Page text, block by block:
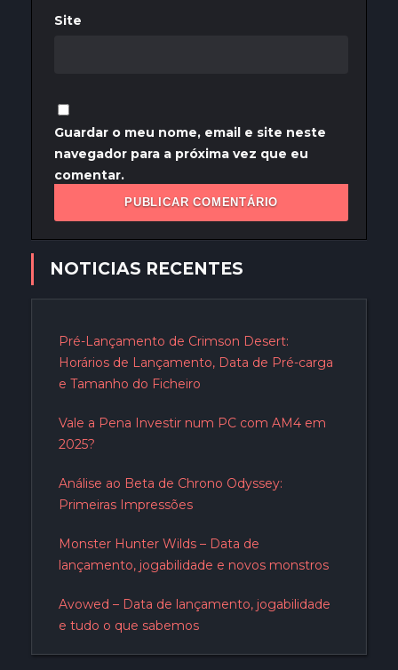
Site
Guardar o meu nome, email e site neste
navegador para a próxima vez que eu
comentar.
NOTICIAS RECENTES
Pré-Lançamento de Crimson Desert:
Horários de Lançamento, Data de Pré-carga
e Tamanho do Ficheiro
Vale a Pena Investir num PC com AM4 em
2025?
Análise ao Beta de Chrono Odyssey:
Primeiras Impressões
Monster Hunter Wilds – Data de
lançamento, jogabilidade e novos monstros
Avowed – Data de lançamento, jogabilidade
e tudo o que sabemos